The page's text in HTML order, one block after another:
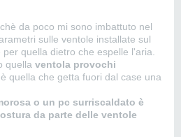
da poco mi sono imbattuto nel
sulle ventole installate sul
quella dietro che espelle l'aria.
quella ventola provochi
quella che getta fuori dal case una
o un pc surriscaldato è
da parte delle ventole